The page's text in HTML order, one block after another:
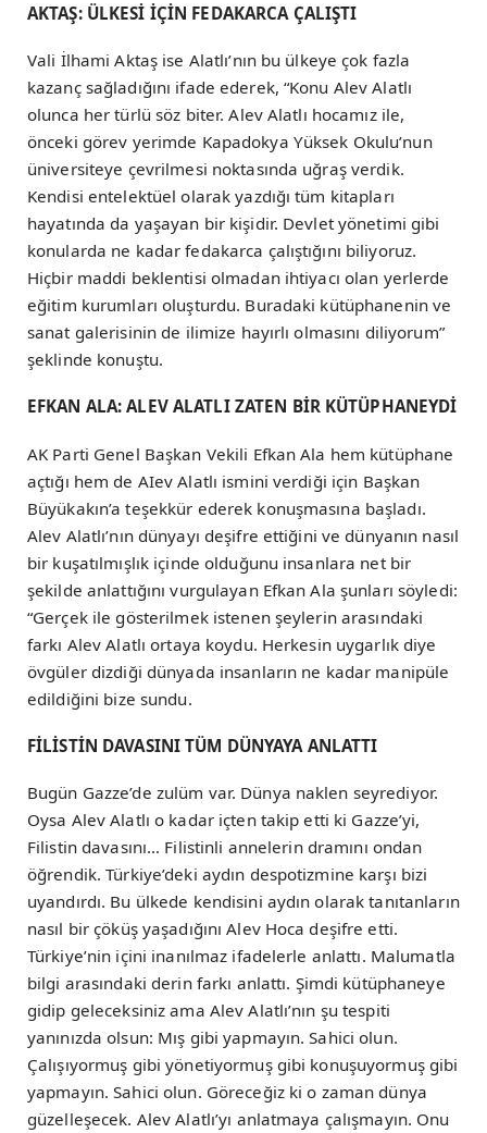
AKTAŞ: ÜLKESİ İÇİN FEDAKARCA ÇALIŞTI
Vali İlhami Aktaş ise Alatlı’nın bu ülkeye çok fazla
kazanç sağladığını ifade ederek, “Konu Alev Alatlı
olunca her türlü söz biter. Alev Alatlı hocamız ile,
önceki görev yerimde Kapadokya Yüksek Okulu’nun
üniversiteye çevrilmesi noktasında uğraş verdik.
Kendisi entelektüel olarak yazdığı tüm kitapları
hayatında da yaşayan bir kişidir. Devlet yönetimi gibi
konularda ne kadar fedakarca çalıştığını biliyoruz.
Hiçbir maddi beklentisi olmadan ihtiyacı olan yerlerde
eğitim kurumları oluşturdu. Buradaki kütüphanenin ve
sanat galerisinin de ilimize hayırlı olmasını diliyorum”
şeklinde konuştu.
EFKAN ALA: ALEV ALATLI ZATEN BİR KÜTÜPHANEYDİ
AK Parti Genel Başkan Vekili Efkan Ala hem kütüphane
açtığı hem de AIev Alatlı ismini verdiği için Başkan
Büyükakın’a teşekkür ederek konuşmasına başladı.
Alev Alatlı’nın dünyayı deşifre ettiğini ve dünyanın nasıl
bir kuşatılmışlık içinde olduğunu insanlara net bir
şekilde anlattığını vurgulayan Efkan Ala şunları söyledi:
“Gerçek ile gösterilmek istenen şeylerin arasındaki
farkı Alev Alatlı ortaya koydu. Herkesin uygarlık diye
övgüler dizdiği dünyada insanların ne kadar manipüle
edildiğini bize sundu.
FİLİSTİN DAVASINI TÜM DÜNYAYA ANLATTI
Bugün Gazze’de zulüm var. Dünya naklen seyrediyor.
Oysa Alev Alatlı o kadar içten takip etti ki Gazze’yi,
Filistin davasını… Filistinli annelerin dramını ondan
öğrendik. Türkiye’deki aydın despotizmine karşı bizi
uyandırdı. Bu ülkede kendisini aydın olarak tanıtanların
nasıl bir çöküş yaşadığını Alev Hoca deşifre etti.
Türkiye’nin içini inanılmaz ifadelerle anlattı. Malumatla
bilgi arasındaki derin farkı anlattı. Şimdi kütüphaneye
gidip geleceksiniz ama Alev Alatlı’nın şu tespiti
yanınızda olsun: Mış gibi yapmayın. Sahici olun.
Çalışıyormuş gibi yönetiyormuş gibi konuşuyormuş gibi
yapmayın. Sahici olun. Göreceğiz ki o zaman dünya
güzelleşecek. Alev Alatlı’yı anlatmaya çalışmayın. Onu